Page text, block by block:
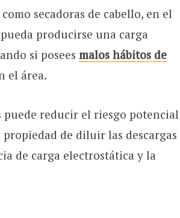
secadoras de cabello, en el
producirse una carga
si posees malos hábitos de
el área.
reducir el riesgo potencial
de diluir las descargas
de carga electrostática y la